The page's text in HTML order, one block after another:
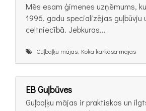
Mēs esam ģimenes uzņēmums,
1996. gadu specializējas guļbūvju
celtniecībā. Jebkuras...
Guļbaļķu mājas, Koka karkasa mājas
EB Guļbūves
Guļbaļķu mājas ir praktiskas un